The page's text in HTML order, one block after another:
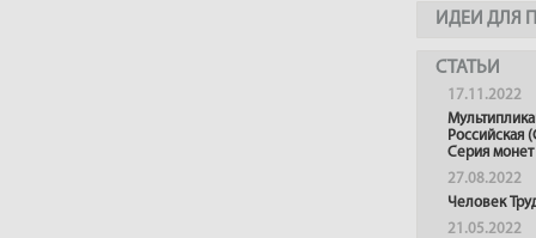
ИДЕИ ДЛЯ
СТАТЬИ
17.11.2022
Российская
Серия монет
27.08.2022
Человек
21.05.2022